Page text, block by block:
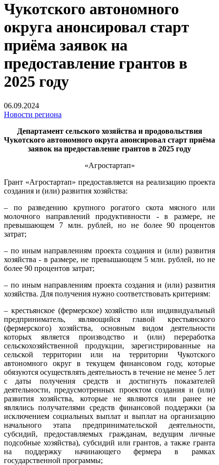
Чукотского автономного
округа анонсировал старт
приёма заявок на
предоставление грантов в
2025 году
06.09.2024
Новости региона
Департамент сельского хозяйства и продовольствия
Чукотского автономного округа анонсировал старт приёма
заявок на предоставление грантов в 2025 году
«Агростартап»
Грант «Агростартап» предоставляется на реализацию проекта
создания и (или) развития хозяйства:
– по разведению крупного рогатого скота мясного или
молочного направлений продуктивности - в размере, не
превышающем 7 млн. рублей, но не более 90 процентов
затрат;
– по иным направлениям проекта создания и (или) развития
хозяйства - в размере, не превышающем 5 млн. рублей, но не
более 90 процентов затрат;
– по иным направлениям проекта создания и (или) развития
хозяйства. Для получения нужно соответствовать критериям:
– крестьянское (фермерское) хозяйство или индивидуальный
предприниматель, являющийся главой крестьянского
(фермерского) хозяйства, основным видом деятельности
которых является производство и (или) переработка
сельскохозяйственной продукции, зарегистрированные на
сельской территории или на территории Чукотского
автономного округ в текущем финансовом году, которые
обязуются осуществлять деятельность в течение не менее 5 лет
с даты получения средств и достигнуть показателей
деятельности, предусмотренных проектом создания и (или)
развития хозяйства, которые не являются или ранее не
являлись получателями средств финансовой поддержки (за
исключением социальных выплат и выплат на организацию
начального этапа предпринимательской деятельности,
субсидий, предоставляемых гражданам, ведущим личные
подсобные хозяйства), субсидий или грантов, а также гранта
на поддержку начинающего фермера в рамках
государственной программы;